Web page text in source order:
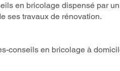
en bricolage dispensé par
ses travaux de rénovation.
conseils en bricolage à